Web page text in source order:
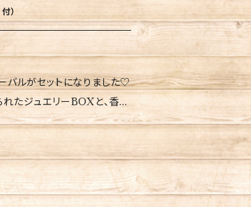
て再度ご使用ください。
っていますので、つりさげ
レゼントにも喜ばれていま
ださい。 他に￥1,650(税
ブルー・パープルも販売し
〜 ★直射日光
る場合がございますのでご
が退色し、香りが薄くなる
再度ご使用ください。
）
バルがセットになりました♡
です。 王族やセレブ御用達
生産者から特別に仕入れ
ントにも喜ばれています♡♡
約6.7㎝ 高さ約3㎝ ▼小物